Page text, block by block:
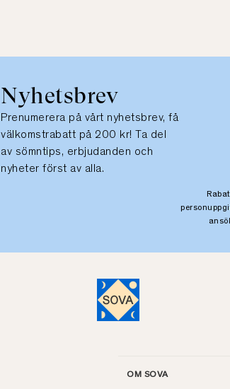
Nyhetsbrev
Prenumerera på vårt nyhetsbrev, få
välkomstrabatt på 200 kr! Ta del
av sömntips, erbjudanden och
nyheter först av alla.
OM SOVA